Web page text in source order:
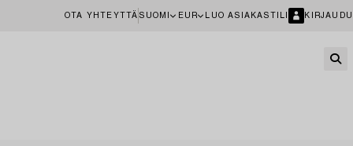
OTA YHTEYTTÄ SUOMI EUR LUO ASIAKASTILI KIRJAUDU